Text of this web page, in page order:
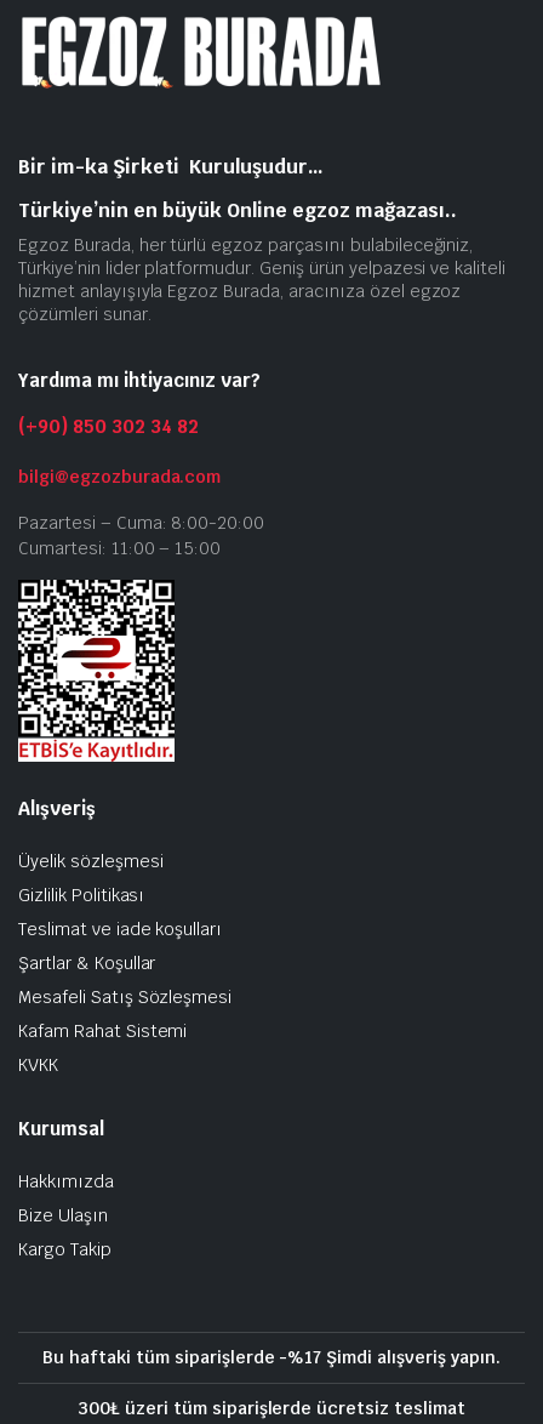
Bir im-ka Şirketi Kuruluşudur…
Türkiye’nin en büyük Online egzoz mağazası..
Egzoz Burada, her türlü egzoz parçasını bulabileceğiniz,
Türkiye’nin lider platformudur. Geniş ürün yelpazesi ve kaliteli
hizmet anlayışıyla Egzoz Burada, aracınıza özel egzoz
çözümleri sunar.
Yardıma mı ihtiyacınız var?
(+90) 850 302 34 82
bilgi@egzozburada.com
Pazartesi – Cuma: 8:00-20:00
Cumartesi: 11:00 – 15:00
Alışveriş
Üyelik sözleşmesi
Gizlilik Politikası
Teslimat ve iade koşulları
Şartlar & Koşullar
Mesafeli Satış Sözleşmesi
Kafam Rahat Sistemi
KVKK
Kurumsal
Hakkımızda
Bize Ulaşın
Kargo Takip
Bu haftaki tüm siparişlerde -%17 Şimdi alışveriş yapın.
300₺ üzeri tüm siparişlerde ücretsiz teslimat